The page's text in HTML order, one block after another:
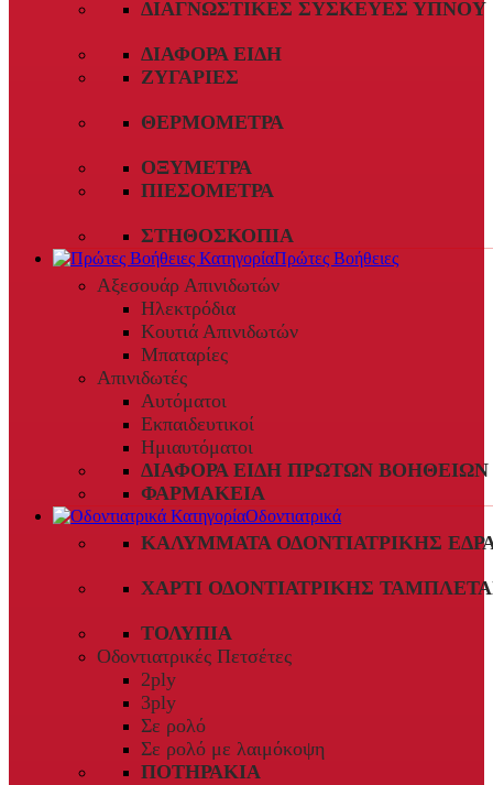
ΔΙΑΓΝΩΣΤΙΚΈΣ ΣΥΣΚΕΥΈΣ ΎΠΝΟΥ
ΔΙΆΦΟΡΑ ΕΊΔΗ
ΖΥΓΑΡΙΈΣ
ΘΕΡΜΌΜΕΤΡΑ
ΟΞΎΜΕΤΡΑ
ΠΙΕΣΌΜΕΤΡΑ
ΣΤΗΘΟΣΚΌΠΙΑ
Πρώτες Βοήθειες
Αξεσουάρ Απινιδωτών
Ηλεκτρόδια
Κουτιά Απινιδωτών
Μπαταρίες
Απινιδωτές
Αυτόματοι
Εκπαιδευτικοί
Ημιαυτόματοι
ΔΙΆΦΟΡΑ ΕΊΔΗ ΠΡΏΤΩΝ ΒΟΗΘΕΙΏΝ
ΦΑΡΜΑΚΕΊΑ
Οδοντιατρικά
ΚΑΛΎΜΜΑΤΑ ΟΔΟΝΤΙΑΤΡΙΚΉΣ
ΧΑΡΤΊ ΟΔΟΝΤΙΑΤΡΙΚΉΣ
ΤΟΛΎΠΙΑ
Οδοντιατρικές Πετσέτες
2ply
3ply
Σε ρολό
Σε ρολό με λαιμόκοψη
ΠΟΤΗΡΆΚΙΑ